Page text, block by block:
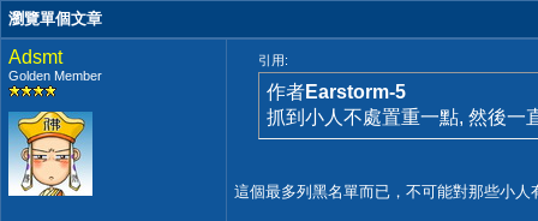
瀏覽單個文章
Adsmt
Golden Member
引用:
作者Earstorm-5
抓到小人不處置重一點, 然後一
這個最多列黑名單而已，不可能對那些小